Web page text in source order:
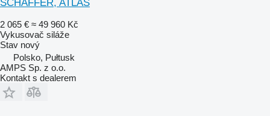
SCHAFFER, ATLAS
2 065 € ≈ 49 960 Kč
Vykusovač siláže
Stav nový
Polsko, Pułtusk
AMPS Sp. z o.o.
Kontakt s dealerem